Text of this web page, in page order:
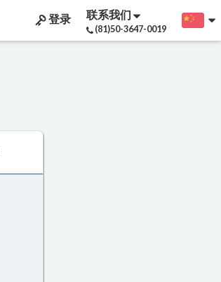
登录 联系我们
(81)50-3647-0019